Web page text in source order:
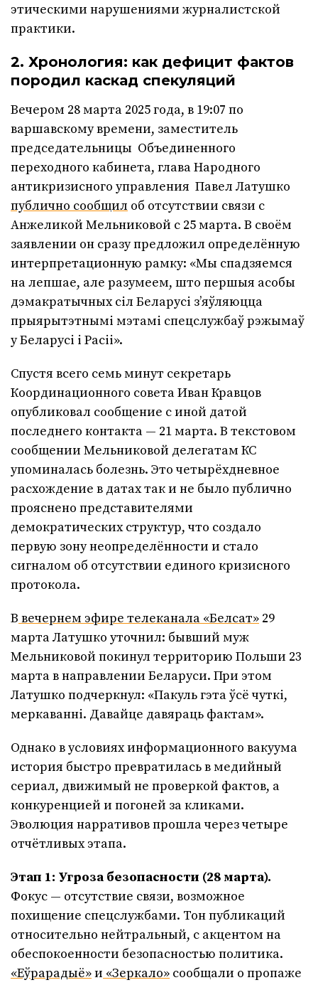
этическими нарушениями журналистской
практики.
2. Хронология: как дефицит фактов
породил каскад спекуляций
Вечером 28 марта 2025 года, в 19:07 по
варшавскому времени, заместитель
председательницы Объединенного
переходного кабинета, глава Народного
антикризисного управления Павел Латушко
публично сообщил об отсутствии связи с
Анжеликой Мельниковой с 25 марта. В своём
заявлении он сразу предложил определённую
интерпретационную рамку: «Мы спадзяемся
на лепшае, але разумеем, што першыя асобы
дэмакратычных сіл Беларусі з’яўляюцца
прыярытэтнымі мэтамі спецслужбаў рэжымаў
у Беларусі і Расіі».
Спустя всего семь минут секретарь
Координационного совета Иван Кравцов
опубликовал сообщение с иной датой
последнего контакта — 21 марта. В текстовом
сообщении Мельниковой делегатам КС
упоминалась болезнь. Это четырёхдневное
расхождение в датах так и не было публично
прояснено представителями
демократических структур, что создало
первую зону неопределённости и стало
сигналом об отсутствии единого кризисного
протокола.
В вечернем эфире телеканала «Белсат» 29
марта Латушко уточнил: бывший муж
Мельниковой покинул территорию Польши 23
марта в направлении Беларуси. При этом
Латушко подчеркнул: «Пакуль гэта ўсё чуткі,
меркаванні. Давайце давяраць фактам».
Однако в условиях информационного вакуума
история быстро превратилась в медийный
сериал, движимый не проверкой фактов, а
конкуренцией и погоней за кликами.
Эволюция нарративов прошла через четыре
отчётливых этапа.
Этап 1: Угроза безопасности (28 марта).
Фокус — отсутствие связи, возможное
похищение спецслужбами. Тон публикаций
относительно нейтральный, с акцентом на
обеспокоенности безопасностью политика.
«Еўрарадыё»и «Зеркало» сообщали о пропаже